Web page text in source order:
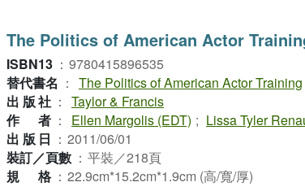
The Politics of American Actor
ISBN13 ： 9780415896535
替代書名 ： The Politics of American Actor Training
出版社 ： Taylor & Francis
作者 ： Ellen Margolis (EDT) ; Lissa Tyler
出版日 ： 2011/06/01
裝訂／頁數 ： 平裝／218頁
規格 ： 22.9cm*15.2cm*1.9cm (高/寬/厚)